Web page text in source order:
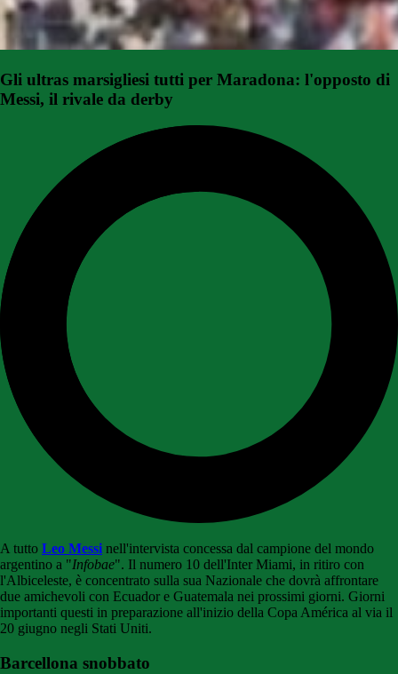
Gli ultras marsigliesi tutti per Maradona: l'opposto di
Messi, il rivale da derby
A tutto Leo Messi nell'intervista concessa dal campione del mondo
argentino a "Infobae". Il numero 10 dell'Inter Miami, in ritiro con
l'Albiceleste, è concentrato sulla sua Nazionale che dovrà affrontare
due amichevoli con Ecuador e Guatemala nei prossimi giorni. Giorni
importanti questi in preparazione all'inizio della Copa América al via il
20 giugno negli Stati Uniti.
Barcellona snobbato